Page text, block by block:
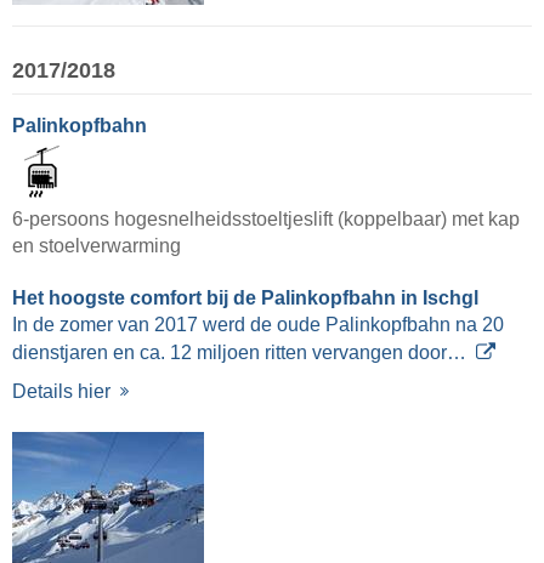
2017/2018
Palinkopfbahn
6-persoons hogesnelheidsstoeltjeslift (koppelbaar) met kap
en stoelverwarming
Het hoogste comfort bij de Palinkopfbahn in Ischgl
In de zomer van 2017 werd de oude Palinkopfbahn na 20
dienstjaren en ca. 12 miljoen ritten vervangen door…
Details hier